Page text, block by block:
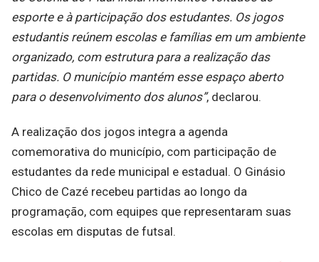
esporte e à participação dos estudantes. Os jogos
estudantis reúnem escolas e famílias em um ambiente
organizado, com estrutura para a realização das
partidas. O município mantém esse espaço aberto
para o desenvolvimento dos alunos”, declarou.
A realização dos jogos integra a agenda
comemorativa do município, com participação de
estudantes da rede municipal e estadual. O Ginásio
Chico de Cazé recebeu partidas ao longo da
programação, com equipes que representaram suas
escolas em disputas de futsal.